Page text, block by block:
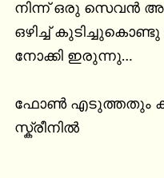
നിന്ന് ഒരു സെവൻ
ഒഴിച്ച്
നോക്കി ഇരുന്നു…
ഫോൺ എടുത്തതും
സ്ക്രീനിൽ